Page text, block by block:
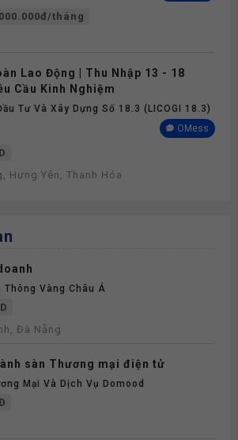
tháng
Lao Động | Thu Nhập 13 - 18
Cầu Kinh Nghiệm
Tư Và Xây Dựng Số 18.3 (LICOGI 18.3)
OMess
Hưng Yên, Thanh Hóa
Thông Vàng Châu Á
Đà Nẵng
sàn Thương mại điện tử
Mại Và Dịch Vụ Domood